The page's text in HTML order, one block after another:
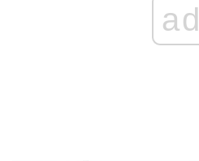
ad